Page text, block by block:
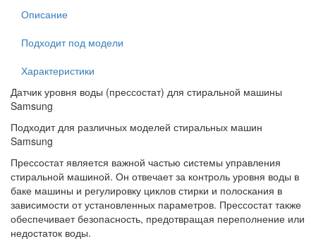
Описание
Подходит под модели
Характеристики
Датчик уровня воды (прессостат) для стиральной машины
Samsung
Подходит для различных моделей стиральных машин
Samsung
Прессостат является важной частью системы управления
стиральной машиной. Он отвечает за контроль уровня воды в
баке машины и регулировку циклов стирки и полоскания в
зависимости от установленных параметров. Прессостат также
обеспечивает безопасность, предотвращая переполнение или
недостаток воды.